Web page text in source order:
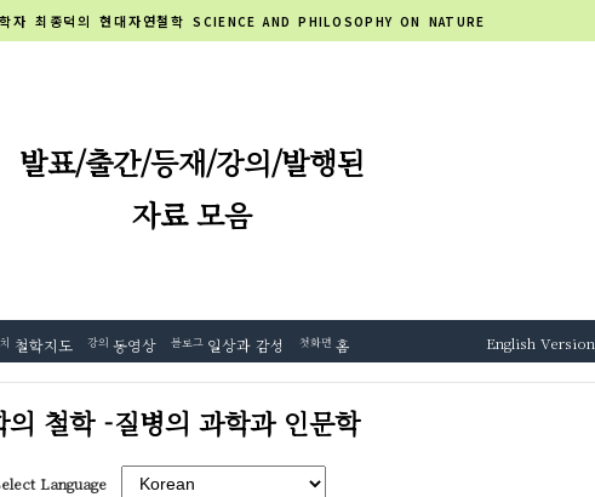
자 최종덕의 현대자연철학SCIENCE AND PHILOSOPHY ON NATURE
발표/출간/등재/강의/발행된
자료 모음
철학지도 강의 동영상 블로그 일상과 감성 첫화면 홈 English Version
의 철학 -질병의 과학과 인문학
Language